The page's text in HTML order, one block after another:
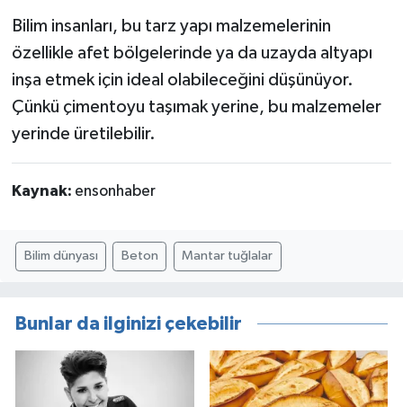
Bilim insanları, bu tarz yapı malzemelerinin
özellikle afet bölgelerinde ya da uzayda altyapı
inşa etmek için ideal olabileceğini düşünüyor.
Çünkü çimentoyu taşımak yerine, bu malzemeler
yerinde üretilebilir.
Kaynak: ensonhaber
Bilim dünyası Beton Mantar tuğlalar
Bunlar da ilginizi çekebilir